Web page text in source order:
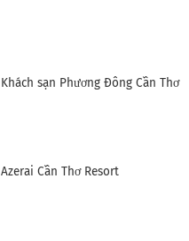
Khách sạn Phương Đông Cần Thơ
Azerai Cần Thơ Resort